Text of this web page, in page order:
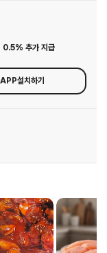
0.5% 추가 지급
APP설치하기